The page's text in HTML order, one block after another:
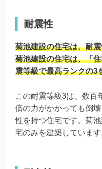
耐震性
菊池建設の住宅は、耐
菊池建設の住宅は、「
震等級で最高ランクの3
この耐震等級3は、数百
倍の力がかかっても倒
性を持つ住宅です。菊
宅のみを建築しています